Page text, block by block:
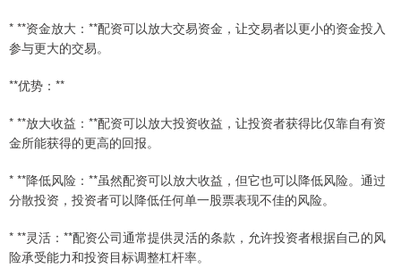
* **资金放大：**配资可以放大交易资金，让交易者以更小的资金投入
参与更大的交易。
**优势：**
* **放大收益：**配资可以放大投资收益，让投资者获得比仅靠自有资
金所能获得的更高的回报。
* **降低风险：**虽然配资可以放大收益，但它也可以降低风险。通过
分散投资，投资者可以降低任何单一股票表现不佳的风险。
* **灵活：**配资公司通常提供灵活的条款，允许投资者根据自己的风
险承受能力和投资目标调整杠杆率。